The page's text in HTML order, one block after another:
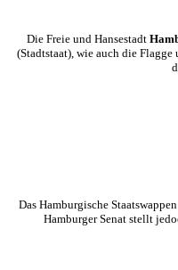
Die Freie und Hansestadt
(Stadtstaat), wie auch die
Das Hamburgische
Hamburger Senat stellt